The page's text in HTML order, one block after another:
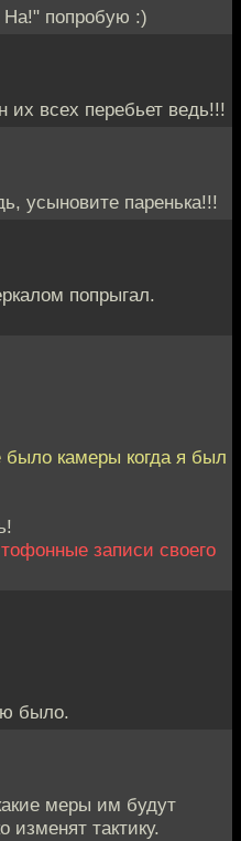
На!" попробую :)
их всех перебьет ведь!!!
усыновите паренька!!!
попрыгал.
камеры когда я был
записи своего
было.
меры им будут
изменят тактику.